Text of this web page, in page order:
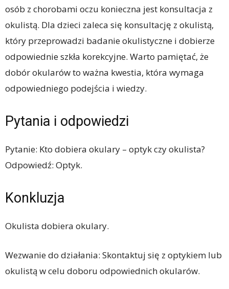
osób z chorobami oczu konieczna jest konsultacja z
okulistą. Dla dzieci zaleca się konsultację z okulistą,
który przeprowadzi badanie okulistyczne i dobierze
odpowiednie szkła korekcyjne. Warto pamiętać, że
dobór okularów to ważna kwestia, która wymaga
odpowiedniego podejścia i wiedzy.
Pytania i odpowiedzi
Pytanie: Kto dobiera okulary – optyk czy okulista?
Odpowiedź: Optyk.
Konkluzja
Okulista dobiera okulary.
Wezwanie do działania: Skontaktuj się z optykiem lub
okulistą w celu doboru odpowiednich okularów.